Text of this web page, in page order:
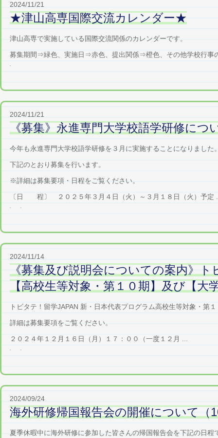
2024/11/21
★津山高専国際交流カレンダー★
津山高専で実施している国際交流関係のカレンダーです。
募集期間⇒緑色、実施日⇒赤色、提出関係⇒橙色、その他学校行事
2024/11/21
《募集》永進専門大学校語学研修につ
今年も永進専門大学校語学研修を３月に実施することになりました
下記のとおり募集を行います。
※詳細は募集要項・日程をご覧ください。
〔日 程〕 ２０２５年３月４日（火）～３月１８日（火）予定
2024/11/14
《募集及び説明会についての案内》
【高校生等対象・第１０期】及び【大
トビタテ！留学JAPAN 新・日本代表プログラム高校生等対象・第
詳細は募集要項をご覧ください。
２０２４年１２月１６日（月）１７：００（一度１２月 ...
2024/09/24
海外研修帰国報告会の開催について（
夏季休暇中に海外研修に参加した皆さんの帰国報告会を下記の日程